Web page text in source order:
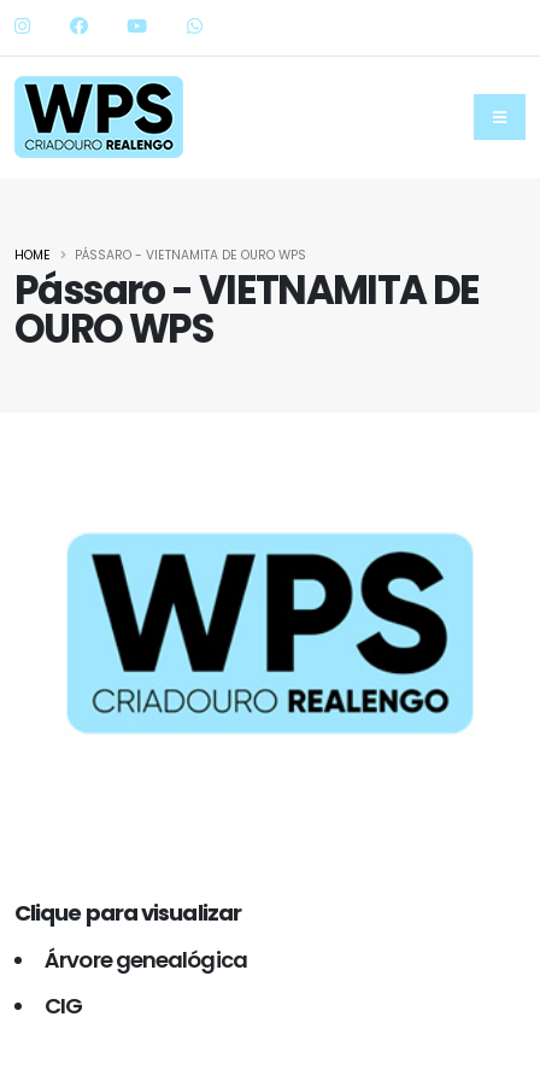
Pássaro - VIETNAMITA DE
OURO WPS
HOME PÁSSARO - VIETNAMITA DE OURO WPS
Clique para visualizar
Árvore genealógica
CIG